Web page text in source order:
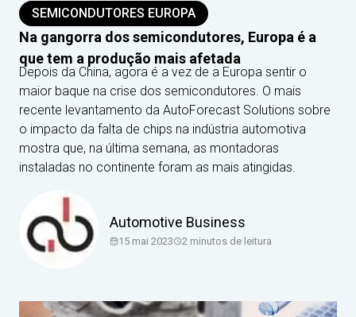
SEMICONDUTORES EUROPA
Na gangorra dos semicondutores, Europa é a
que tem a produção mais afetada
Depois da China, agora é a vez de a Europa sentir o
maior baque na crise dos semicondutores. O mais
recente levantamento da AutoForecast Solutions sobre
o impacto da falta de chips na indústria automotiva
mostra que, na última semana, as montadoras
instaladas no continente foram as mais atingidas.
Automotive Business
15 mai 2023 2 minutos de leitura